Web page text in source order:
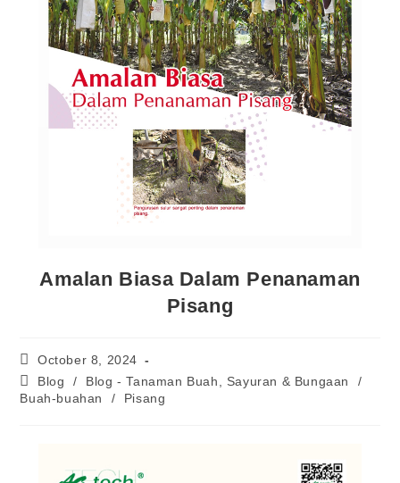
Amalan Biasa Dalam Penanaman
Pisang
October 8, 2024
Blog
/ Blog - Tanaman Buah, Sayuran & Bungaan
/
Buah-buahan
/ Pisang